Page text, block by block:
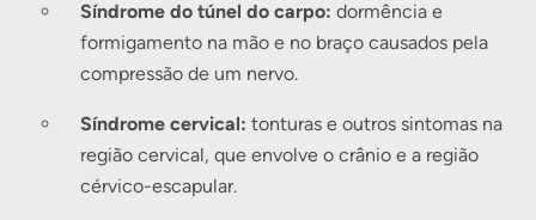
Síndrome do túnel do carpo: dormência e
formigamento na mão e no braço causados pela
compressão de um nervo.
Síndrome cervical: tonturas e outros sintomas na
região cervical, que envolve o crânio e a região
cérvico-escapular.